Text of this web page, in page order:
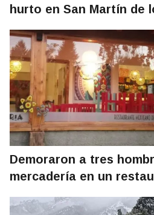
hurto en San Martín de
Demoraron a tres
mercadería en un